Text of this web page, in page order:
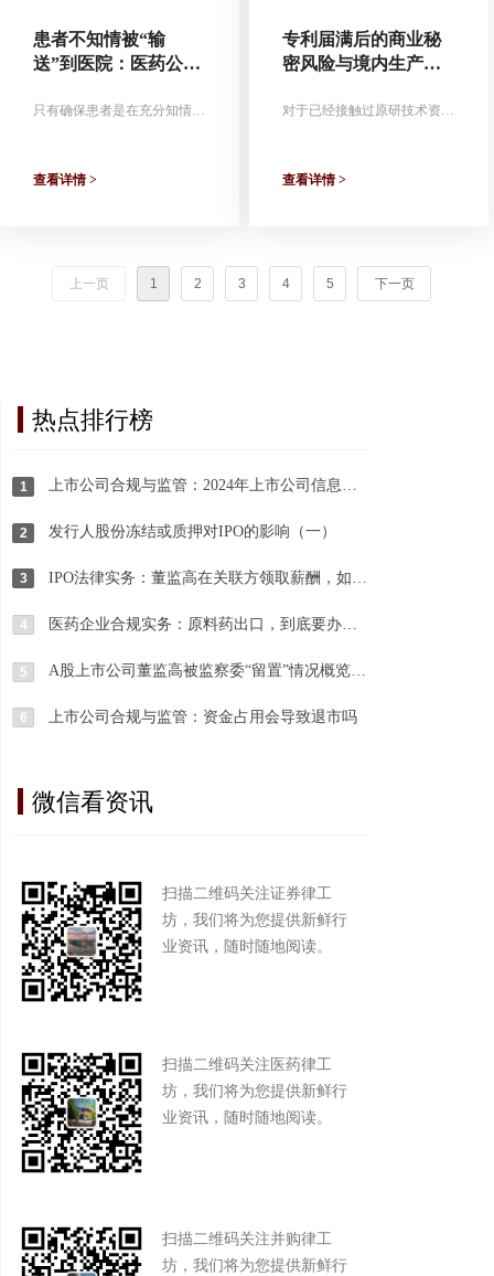
患者不知情被“输
送”到医院：医药公
介的临床试验合规边
只有确保患者是在充分知情基
现临床试验效率与合规要求之
间的平衡。
查看详情 >
专利届满后的商业秘
密风险与境内生产商
对于已经接触过原研技术资料
中的举证工具。
查看详情 >
上一页 1 2 3 4 5 下一页
上市公司合规与监管：2024年上市公司信息披露违规典型案例
发行人股份冻结或质押对IPO的影响（一）
IPO法律实务：董监高在关联方领取薪酬，如何论证合理性？
医药企业合规实务：原料药出口，到底要办哪些资质许可？
A股上市公司董监高被监察委“留置”情况概览及上市公司的应对
上市公司合规与监管：资金占用会导致退市吗
1
3
2
4
5
6
热点排行榜
微信看资讯
扫描二维码关注证券律工
坊，我们将为您提供新鲜行
业资讯，随时随地阅读。
扫描二维码关注医药律工
坊，我们将为您提供新鲜行
业资讯，随时随地阅读。
扫描二维码关注并购律工
坊，我们将为您提供新鲜行